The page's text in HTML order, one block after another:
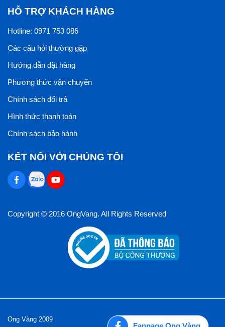
HỖ TRỢ KHÁCH HÀNG
Hotline: 0971 753 086
Các câu hỏi thường gặp
Hướng dẫn đặt hàng
Phương thức vận chuyển
Chính sách đổi trả
Hình thức thanh toán
Chính sách bảo hành
KẾT NỐI VỚI CHÚNG TÔI
Copyright © 2016 OngVang. All Rights Reserved
Ong Vàng 2009